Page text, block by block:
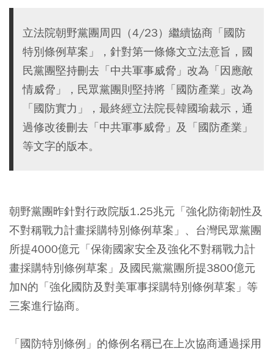
立法院朝野黨團周四（4/23）繼續協商「國防
特別條例草案」，針對第一條條文立法意旨，國
民黨團堅持刪去「中共軍事威脅」改為「因應敵
情威脅」，民眾黨團則堅持將「國防產業」改為
「國防實力」，最終經立法院長韓國瑜裁示，通
過修改後刪去「中共軍事威脅」及「國防產業」
等文字的版本。
朝野黨團昨針對行政院版1.25兆元「強化防衛韌性及
不對稱戰力計畫採購特別條例草案」、台灣民眾黨團
所提4000億元「保衛國家安全及強化不對稱戰力計
畫採購特別條例草案」及國民黨黨團所提3800億元
加N的「強化國防及對美軍事採購特別條例草案」等
三案進行協商。
「國防特別條例」的條例名稱已在上次協商通過採用